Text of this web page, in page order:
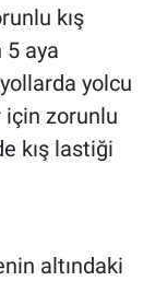
kış
aya
yolcu
için zorunlu
kış lastiği
altındaki